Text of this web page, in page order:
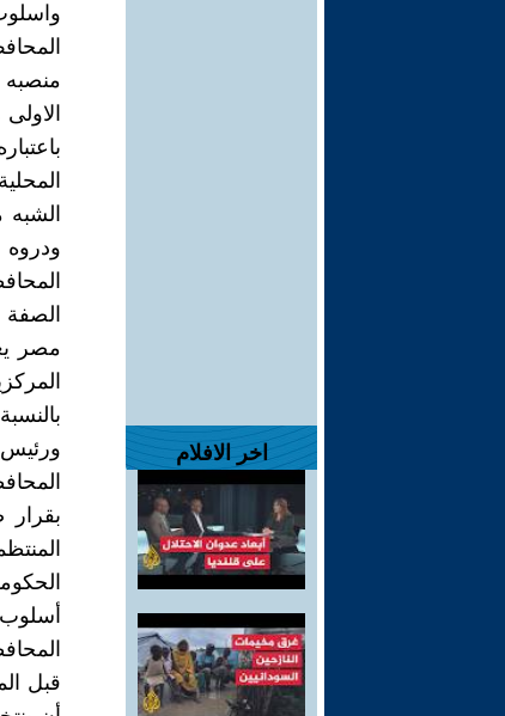
اخر الافلام
مصر
ورئيس
قبل